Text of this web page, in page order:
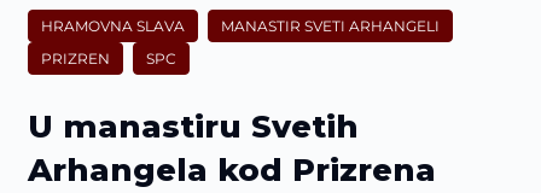
HRAMOVNA SLAVA
MANASTIR SVETI ARHANGELI
PRIZREN
SPC
U manastiru Svetih
Arhangela kod Prizrena